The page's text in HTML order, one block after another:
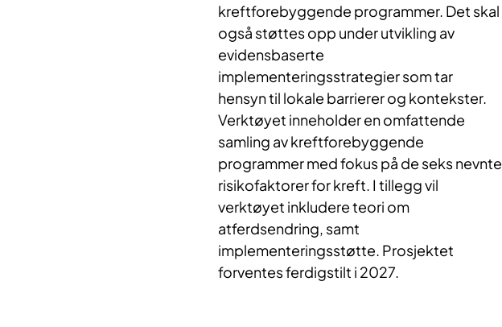
kreftforebyggende programmer. Det skal
også støttes opp under utvikling av
evidensbaserte
implementeringsstrategier som tar
hensyn til lokale barrierer og kontekster.
Verktøyet inneholder en omfattende
samling av kreftforebyggende
programmer med fokus på de seks nevnte
risikofaktorer for kreft. I tillegg vil
verktøyet inkludere teori om
atferdsendring, samt
implementeringsstøtte. Prosjektet
forventes ferdigstilt i 2027.